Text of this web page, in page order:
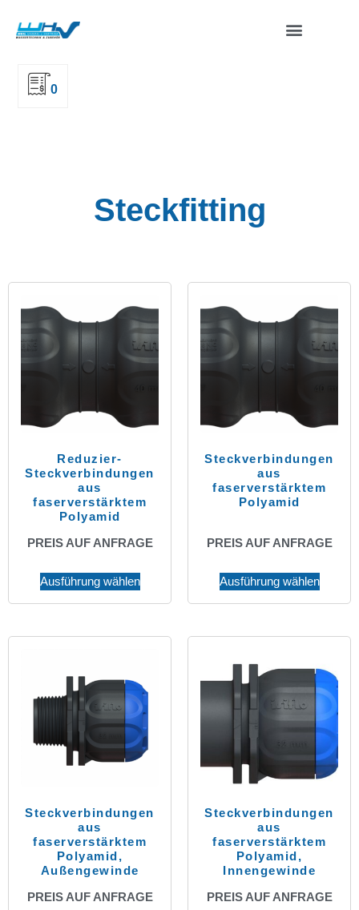
0
Steckfitting
Reduzier-
Steckverbindungen
aus
faserverstärktem
Polyamid
PREIS AUF ANFRAGE
Ausführung wählen
Steckverbindungen
aus
faserverstärktem
Polyamid
PREIS AUF ANFRAGE
Ausführung wählen
Steckverbindungen
aus
faserverstärktem
Polyamid,
Außengewinde
PREIS AUF ANFRAGE
Steckverbindungen
aus
faserverstärktem
Polyamid,
Innengewinde
PREIS AUF ANFRAGE